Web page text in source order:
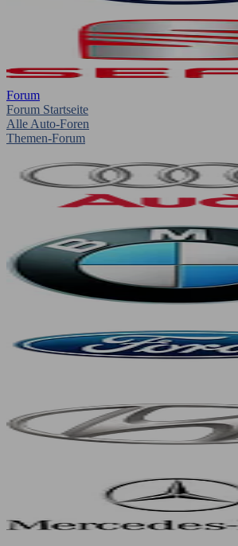
Forum
Forum Startseite
Alle Auto-Foren
Themen-Forum